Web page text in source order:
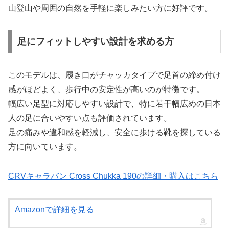
山登山や周囲の自然を手軽に楽しみたい方に好評です。
足にフィットしやすい設計を求める方
このモデルは、履き口がチャッカタイプで足首の締め付け
感がほどよく、歩行中の安定性が高いのが特徴です。
幅広い足型に対応しやすい設計で、特に若干幅広めの日本
人の足に合いやすい点も評価されています。
足の痛みや違和感を軽減し、安全に歩ける靴を探している
方に向いています。
CRVキャラバン Cross Chukka 190の詳細・購入はこちら
Amazonで詳細を見る